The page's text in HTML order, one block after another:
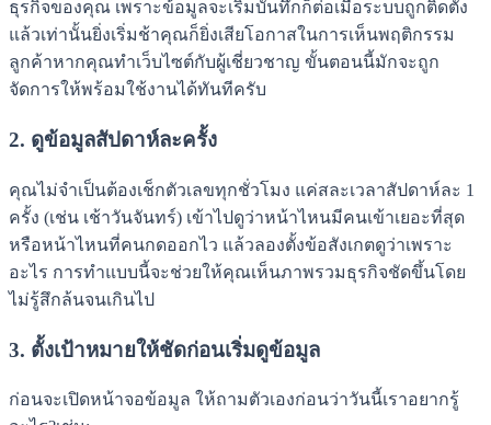
ธุรกิจของคุณ เพราะข้อมูลจะเริ่มบันทึกก็ต่อเมื่อระบบถูกติดตั้ง
แล้วเท่านั้นยิ่งเริ่มช้าคุณก็ยิ่งเสียโอกาสในการเห็นพฤติกรรม
ลูกค้าหากคุณทำเว็บไซต์กับผู้เชี่ยวชาญ ขั้นตอนนี้มักจะถูก
จัดการให้พร้อมใช้งานได้ทันทีครับ
2. ดูข้อมูลสัปดาห์ละครั้ง
คุณไม่จำเป็นต้องเช็กตัวเลขทุกชั่วโมง แค่สละเวลาสัปดาห์ละ 1
ครั้ง (เช่น เช้าวันจันทร์) เข้าไปดูว่าหน้าไหนมีคนเข้าเยอะที่สุด
หรือหน้าไหนที่คนกดออกไว แล้วลองตั้งข้อสังเกตดูว่าเพราะ
อะไร การทำแบบนี้จะช่วยให้คุณเห็นภาพรวมธุรกิจชัดขึ้นโดย
ไม่รู้สึกล้นจนเกินไป
3. ตั้งเป้าหมายให้ชัดก่อนเริ่มดูข้อมูล
ก่อนจะเปิดหน้าจอข้อมูล ให้ถามตัวเองก่อนว่าวันนี้เราอยากรู้